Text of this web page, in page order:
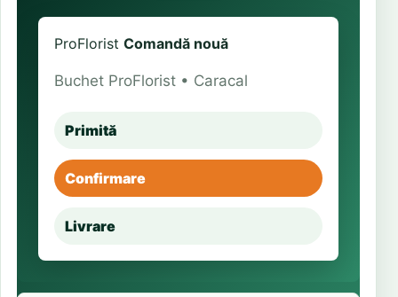
ProFlorist Comandă nouă
Buchet ProFlorist • Caracal
Primită
Confirmare
Livrare